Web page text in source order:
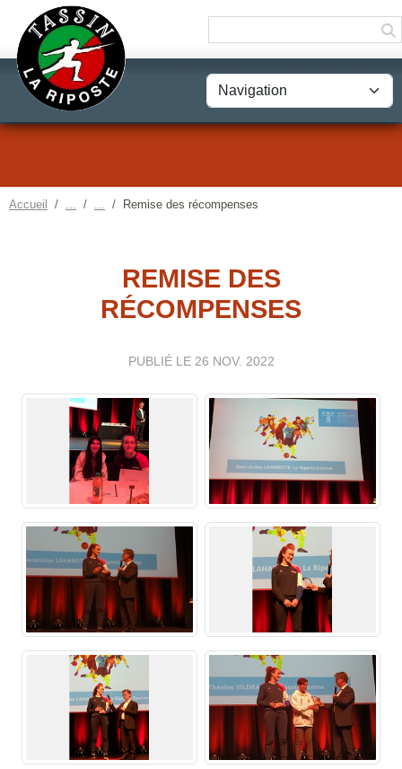
Accueil Remise des récompenses
REMISE DES
RÉCOMPENSES
PUBLIÉ LE 26 NOV. 2022
Panneau de gestion des cookies